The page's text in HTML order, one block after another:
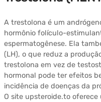
A trestolona é um
hormônio folículo-
espermatogênese. Ela
(LH), o que reduz a
trestolona em vez de
hormonal pode ter efeitos
incidência de doenças da
O site upsteroide.to